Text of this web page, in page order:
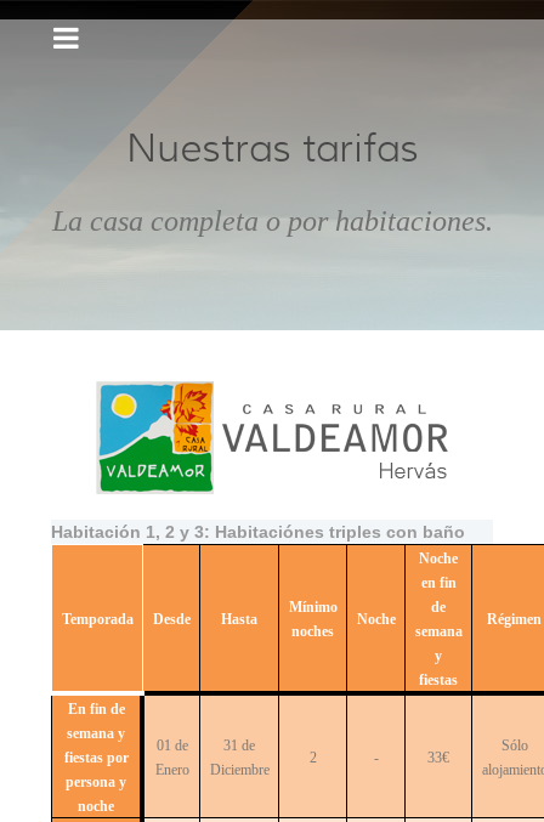
Nuestras tarifas
La casa completa o por habitaciones.
Habitación 1, 2 y 3: Habitaciónes triples con baño
Temporada Desde Hasta
Mínimo
noches
Noche
Noche
en fin
de
semana
y
fiestas
Régimen
En fin de
semana y
fiestas por
persona y
noche
01 de
Enero
31 de
Diciembre
2 - 33€
Sólo